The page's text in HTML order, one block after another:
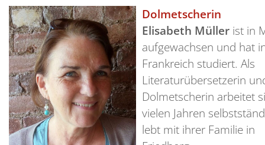
Dolmetscherin
Elisabeth Müller ist in
aufgewachsen und hat
Frankreich studiert. Als
Literaturübersetzerin
Dolmetscherin arbeitet
vielen Jahren
lebt mit ihrer Familie in